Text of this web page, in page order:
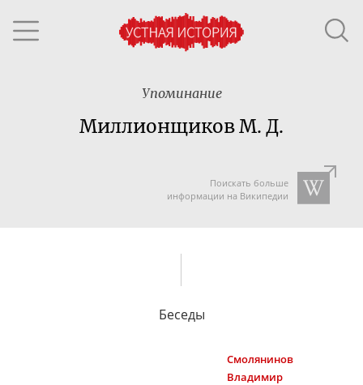
Упоминание
Миллионщиков М. Д.
Поискать больше
информации на Википедии
Беседы
Смолянинов
Владимир